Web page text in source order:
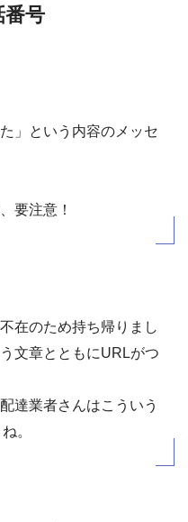
番号
」という内容のメッセ
要注意！
在のため持ち帰りまし
文章とともにURLがつ
達業者さんはこういう
。